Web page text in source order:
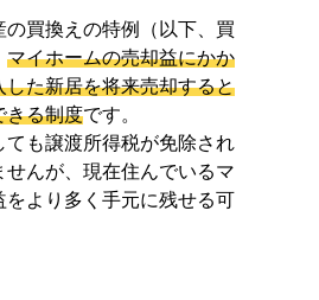
の買換えの特例（以下、買
マイホームの売却益にかか
した新居を将来売却すると
きる制度です。
ても譲渡所得税が免除され
せんが、現在住んでいるマ
をより多く手元に残せる可